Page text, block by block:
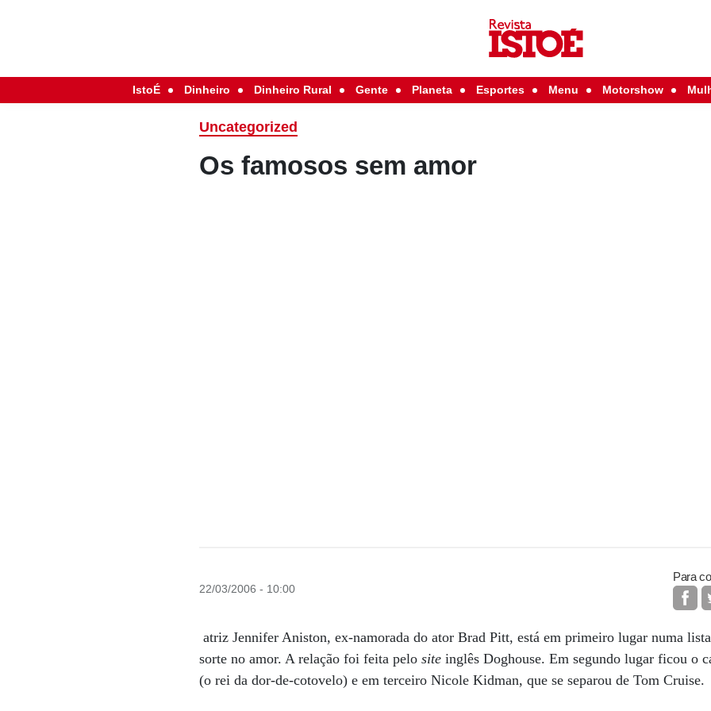
IstoÉ Dinheiro Dinheiro Rural Gente Planeta Esportes Menu Motorshow
Uncategorized
Os famosos sem amor
22/03/2006 - 10:00
Para
atriz Jennifer Aniston, ex-namorada do ator Brad Pitt, está em primeiro lugar numa
sorte no amor. A relação foi feita pelosite inglês Doghouse. Em segundo lugar ficou o
(o rei da dor-de-cotovelo) e em terceiro Nicole Kidman, que se separou de Tom Cruise.